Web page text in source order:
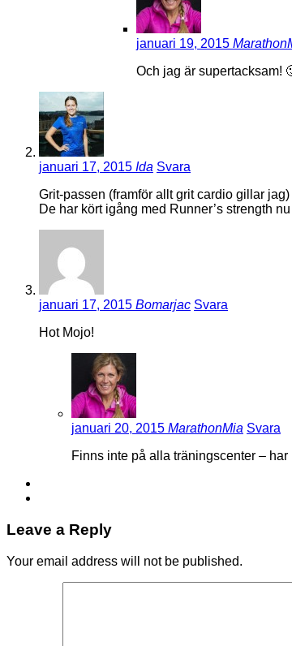
januari 19, 2015
Och jag är supertacksam!
januari 17, 2015 Ida Svara
Grit-passen (framför allt grit cardio gillar
De har kört igång med Runner’s strength
januari 17, 2015 Bomarjac Svara
Hot Mojo!
januari 20, 2015 MarathonMia Svara
Finns inte på alla träningscenter – har
Leave a Reply
Your email address will not be published.